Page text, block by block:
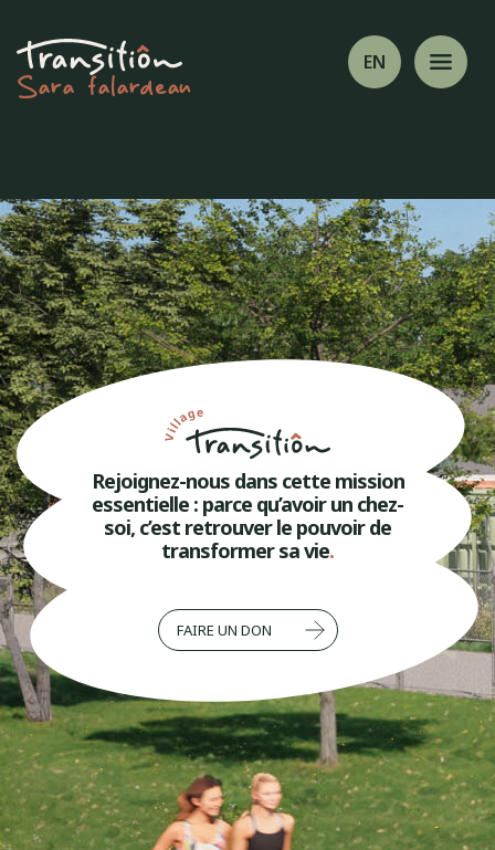
EN
Sara falardeau
Rejoignez-nous dans cette mission
essentielle : parce qu’avoir un chez-
soi, c’est retrouver le pouvoir de
transformer sa vie.
FAIRE UN DON